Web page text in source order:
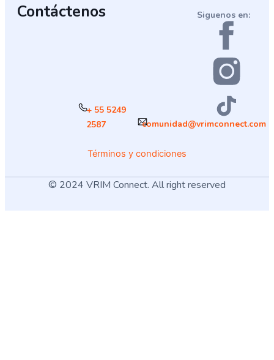
Contáctenos
+ 55 5249
2587
comunidad@vrimconnect.com
Siguenos en:
Términos y condiciones
© 2024 VRIM Connect. All right reserved